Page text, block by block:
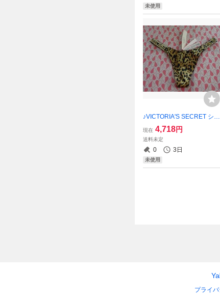
未使用
♪VICTORIA'S SECRET ショ
ーツ・S☆♪★【新品未使用】
ご希望の方にショップ紙袋同
封可能！！
現在 4,718円
送料未定
0 3日
未使用
プライ